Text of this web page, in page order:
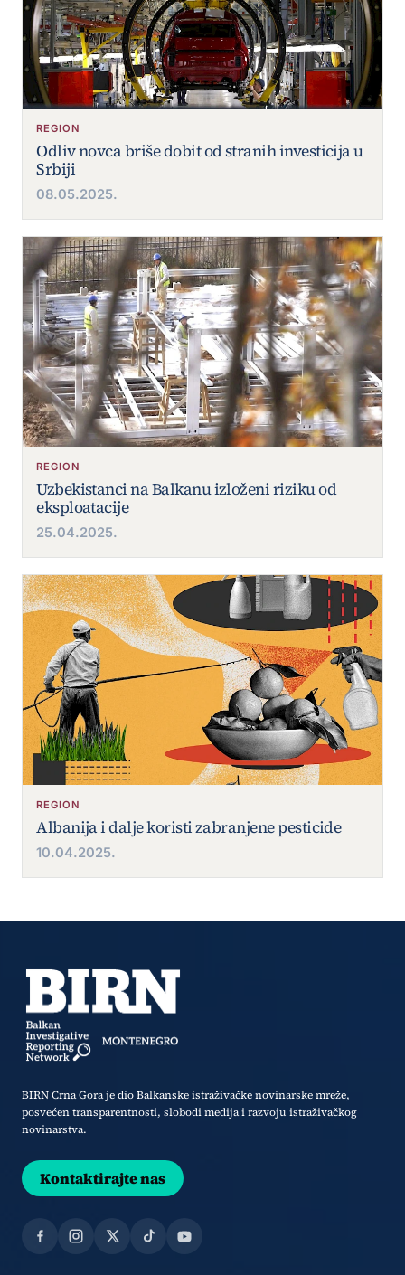
REGION
Odliv novca briše dobit od stranih investicija u
Srbiji
08.05.2025.
REGION
Uzbekistanci na Balkanu izloženi riziku od
eksploatacije
25.04.2025.
REGION
Albanija i dalje koristi zabranjene pesticide
10.04.2025.
BIRN Crna Gora je dio Balkanske istraživačke novinarske mreže,
posvećen transparentnosti, slobodi medija i razvoju istraživačkog
novinarstva.
Kontaktirajte nas
Facebook
Instagram
X TikTokYouTube